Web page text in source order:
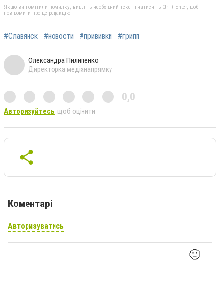
Якщо ви помітили помилку, виділіть необхідний текст і натисніть Ctrl + Enter, щоб
повідомити про це редакцію
#Славянск #новости #прививки #грипп
Олександра Пилипенко
Директорка медіанапрямку
0,0
Авторизуйтесь, щоб оцінити
Коментарі
Авторизуватись
🙂